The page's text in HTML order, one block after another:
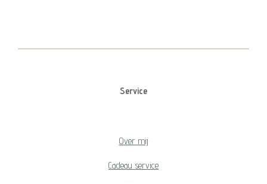
Service
Over mij
Cadeau service